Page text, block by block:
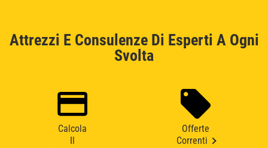
Attrezzi E Consulenze Di Esperti A Ogni
Svolta
Calcola
Offerte
Correnti